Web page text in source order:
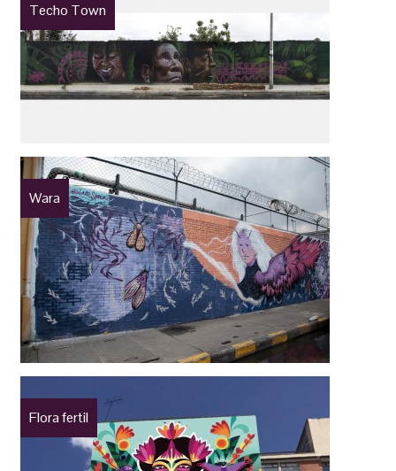
Techo Town
Wara
Flora fertil